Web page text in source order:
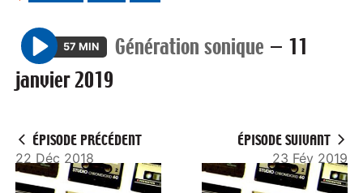
P
l
57 MIN Génération sonique — 11
janvier 2019
ÉPISODE PRÉCÉDENT
22 Déc 2018
ÉPISODE SUIVANT
23 Fév 2019